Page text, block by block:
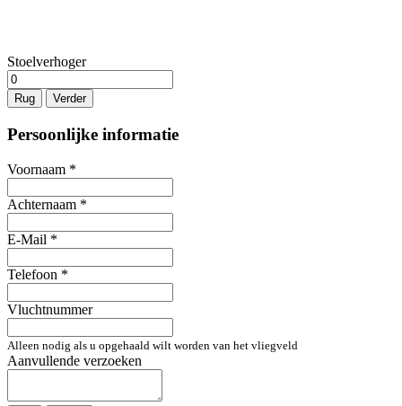
Stoelverhoger
Rug Verder
Persoonlijke informatie
Voornaam *
Achternaam *
E-Mail *
Telefoon *
Vluchtnummer
Alleen nodig als u opgehaald wilt worden van het vliegveld
Aanvullende verzoeken